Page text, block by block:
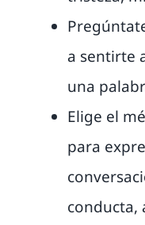
a sentirte
una
Elige el
para
conducta,